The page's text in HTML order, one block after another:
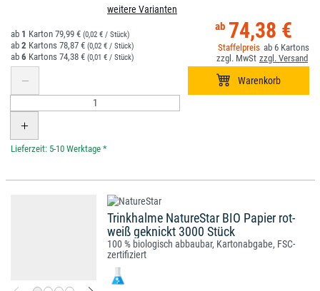
weitere Varianten
74,38 €
6
1 79,99 € (0,02 € / Stück)
2 78,87 € (0,02 € / Stück)
6 74,38 € (0,01 € / Stück)
*
Trinkhalme NatureStar BIO Papier rot-
weiß geknickt 3000 Stück
100 % biologisch abbaubar, Kartonabgabe, FSC-
zertifiziert